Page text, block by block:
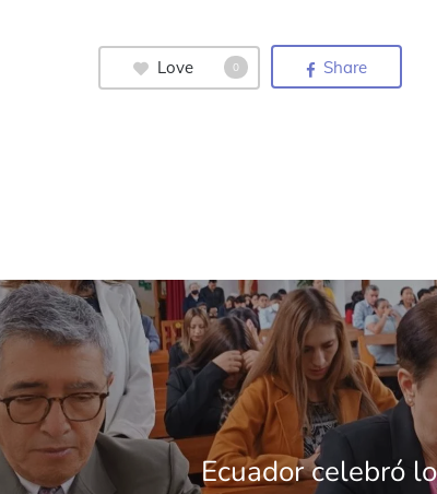
Love 0 Share
Ecuador celebró